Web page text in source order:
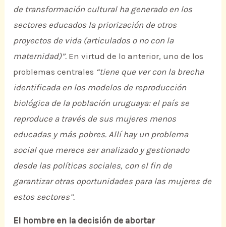
de transformación cultural ha generado en los
sectores educados la priorización de otros
proyectos de vida (articulados o no con la
maternidad)”. En virtud de lo anterior, uno de los
problemas centrales “tiene que ver con la brecha
identificada en los modelos de reproducción
biológica de la población uruguaya: el país se
reproduce a través de sus mujeres menos
educadas y más pobres. Allí hay un problema
social que merece ser analizado y gestionado
desde las políticas sociales, con el fin de
garantizar otras oportunidades para las mujeres de
estos sectores”.
El hombre en la decisión de abortar